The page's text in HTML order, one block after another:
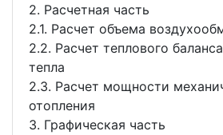
2. Расчетная часть
2.1. Расчет объема
2.2. Расчет теплового
тепла
2.3. Расчет мощности
отопления
3. Графическая часть